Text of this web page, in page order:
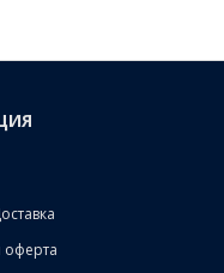
оферта